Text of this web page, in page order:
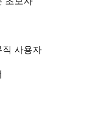
직 사용자